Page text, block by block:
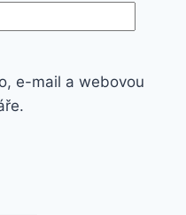
e-mail a webovou